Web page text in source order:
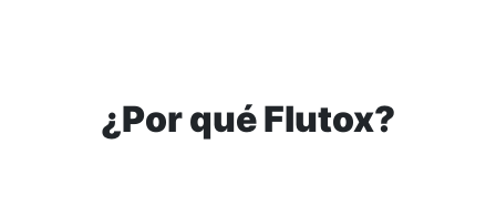
¿Por qué Flutox?